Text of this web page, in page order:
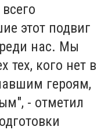
этот подвиг
нас. Мы
тех, кого нет в
героям,
- отметил